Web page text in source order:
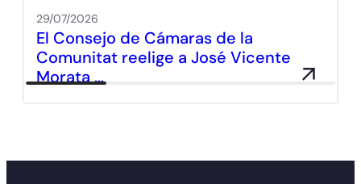
29/07/2026
El Consejo de Cámaras de la
Comunitat reelige a José Vicente
Morata …